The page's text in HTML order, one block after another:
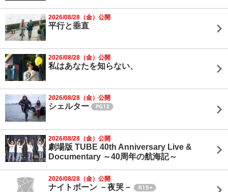
2026/08/28（金）公開
平行と垂直
2026/08/28（金）公開
私はあなたを知らない、
2026/08/28（金）公開
シェルター
2026/08/28（金）公開
劇場版 TUBE 40th Anniversary Live &
Documentary ～40周年の航海記～
2026/08/28（金）公開
ナイトボーン －夜哭－